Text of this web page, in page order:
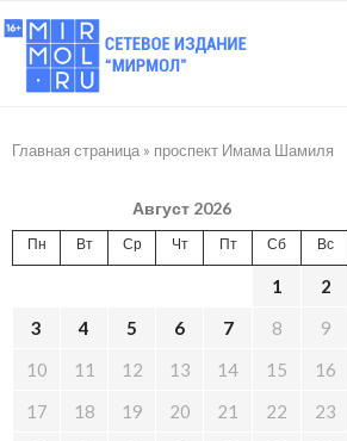
Главная страница » проспект Имама Шамиля
Август 2026
Пн Вт Ср Чт Пт Сб Вс
1
2
3
4 5 6 7 8
9
10
11 12 13 14 15
16
17
18 19 20 21 22
23